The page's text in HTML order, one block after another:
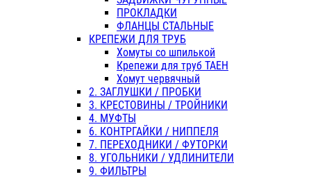
ПРОКЛАДКИ
ФЛАНЦЫ СТАЛЬНЫЕ
КРЕПЕЖИ ДЛЯ ТРУБ
Хомуты со шпилькой
Крепежи для труб ТАЕН
Хомут червячный
2. ЗАГЛУШКИ / ПРОБКИ
3. КРЕСТОВИНЫ / ТРОЙНИКИ
4. МУФТЫ
6. КОНТРГАЙКИ / НИППЕЛЯ
7. ПЕРЕХОДНИКИ / ФУТОРКИ
8. УГОЛЬНИКИ / УДЛИНИТЕЛИ
9. ФИЛЬТРЫ